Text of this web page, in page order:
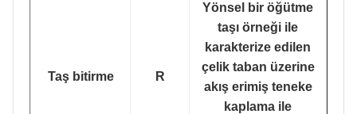
Taş bitirme R
Yönsel bir öğütme
taşı örneği ile
karakterize edilen
çelik taban üzerine
akış erimiş teneke
kaplama ile